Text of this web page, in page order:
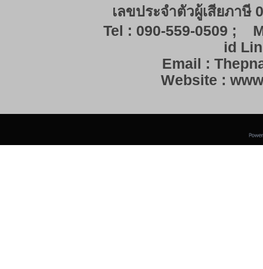
เลขประจำตัวผู้เสียภาษี
Tel : 090-559-0509 ;
id
Email :
Website :